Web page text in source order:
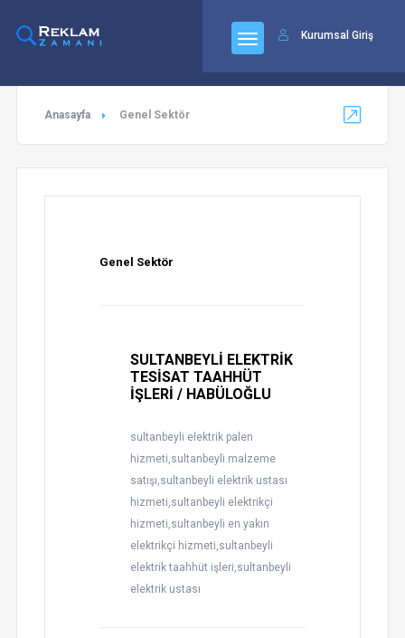
Kurumsal Giriş
Anasayfa Genel Sektör
Genel Sektör
SULTANBEYLİ ELEKTRİK
TESİSAT TAAHHÜT
İŞLERİ / HABÜLOĞLU
sultanbeyli elektrik palen
hizmeti,sultanbeyli malzeme
satışı,sultanbeyli elektrik ustası
hizmeti,sultanbeyli elektrikçi
hizmeti,sultanbeyli en yakın
elektrikçi hizmeti,sultanbeyli
elektrik taahhüt işleri,sultanbeyli
elektrik ustası